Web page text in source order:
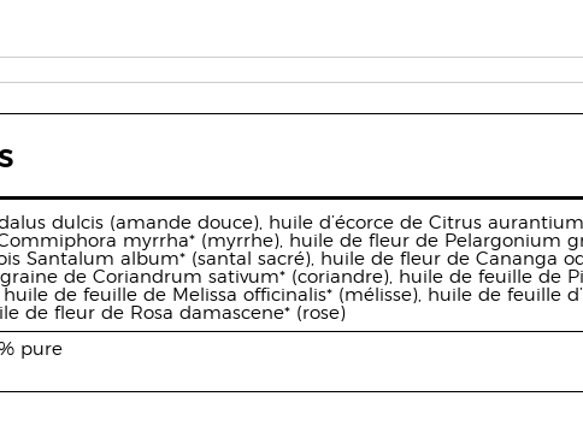
dulcis (amande douce), huile d’écorce de Citrus
myrrha* (myrrhe), huile de fleur de Pelargonium
Santalum album* (santal sacré), huile de fleur de Cananga
de Coriandrum sativum* (coriandre), huile de feuille de
de feuille de Melissa ofﬁcinalis* (mélisse), huile de feuille
de fleur de Rosa damascene* (rose)
pure